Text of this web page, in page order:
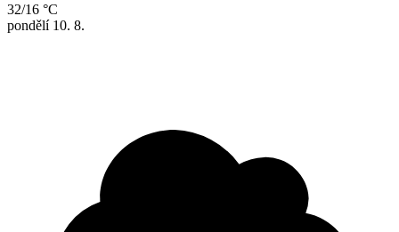
32/16 °C
pondělí 10. 8.